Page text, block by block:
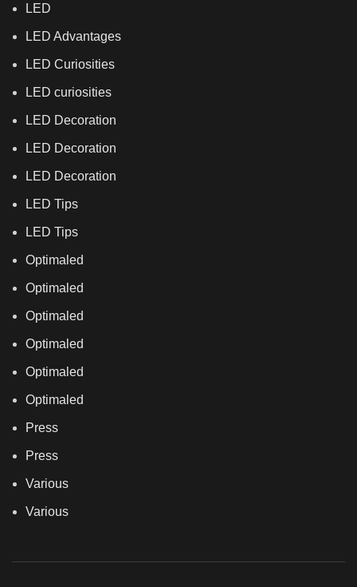
LED
LED Advantages
LED Curiosities
LED curiosities
LED Decoration
LED Decoration
LED Decoration
LED Tips
LED Tips
Optimaled
Optimaled
Optimaled
Optimaled
Optimaled
Optimaled
Press
Press
Various
Various